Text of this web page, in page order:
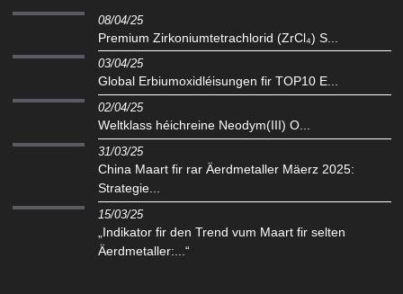
08/04/25
Premium Zirkoniumtetrachlorid (ZrCl₄) S...
03/04/25
Global Erbiumoxidléisungen fir TOP10 E...
02/04/25
Weltklass héichreine Neodym(III) O...
31/03/25
China Maart fir rar Äerdmetaller Mäerz 2025:
Strategie...
15/03/25
„Indikator fir den Trend vum Maart fir selten
Äerdmetaller:...“